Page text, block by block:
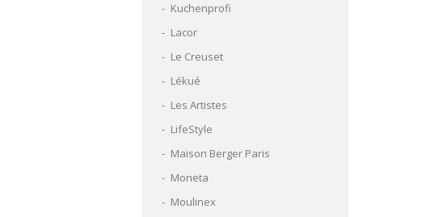
Kuchenprofi
Lacor
Le Creuset
Lékué
Les Artistes
LifeStyle
Maison Berger Paris
Moneta
Moulinex